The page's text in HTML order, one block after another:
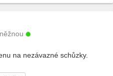
na nezávazné schůzky.